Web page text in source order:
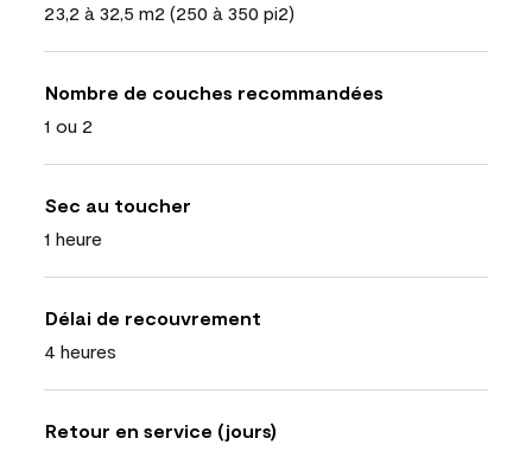
23,2 à 32,5 m2 (250 à 350 pi2)
Nombre de couches recommandées
1 ou 2
Sec au toucher
1 heure
Délai de recouvrement
4 heures
Retour en service (jours)